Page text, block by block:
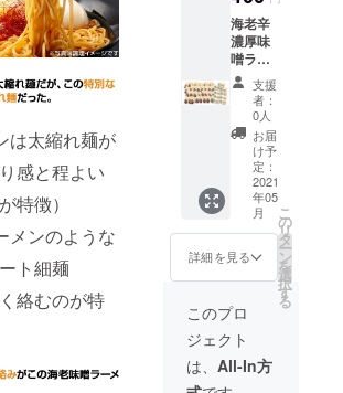
は太縮れ麺が
感と程よい
特徴）
メンのような
ト細麺
絡むのが特
麺で
す。 ※
送料、
消費税
込みの
お値段
です。
味噌
ラーメ
ン（製
造日よ
り90
日） ク
アトロ
えび
チーズ
（製造
日より
6ヶ月）
保存方
法 高温
多湿を
温で保
存 ※麺
は半生
麺で
す。 ※
海老辛
濃厚味
噌ラー
メン
×30【6
0食】
（3240
0円）と
クアト
ロえび
チーズ
QU-
05×9（
4860
円）の
セット
賞味期
限 海老
辛濃厚
味噌
ラーメ
支援
者：
0人
お届
け予
定：
2021
年05
月
詳細を見る
こ
の
リ
タ
ー
ン
を
選
択
す
る
このプロ
ジェクト
は、 All-In方